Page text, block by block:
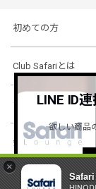
×
初めての方
Club Safariとは
ショッピングガイド
会社概要・規約
LINE ID
欲しい商品